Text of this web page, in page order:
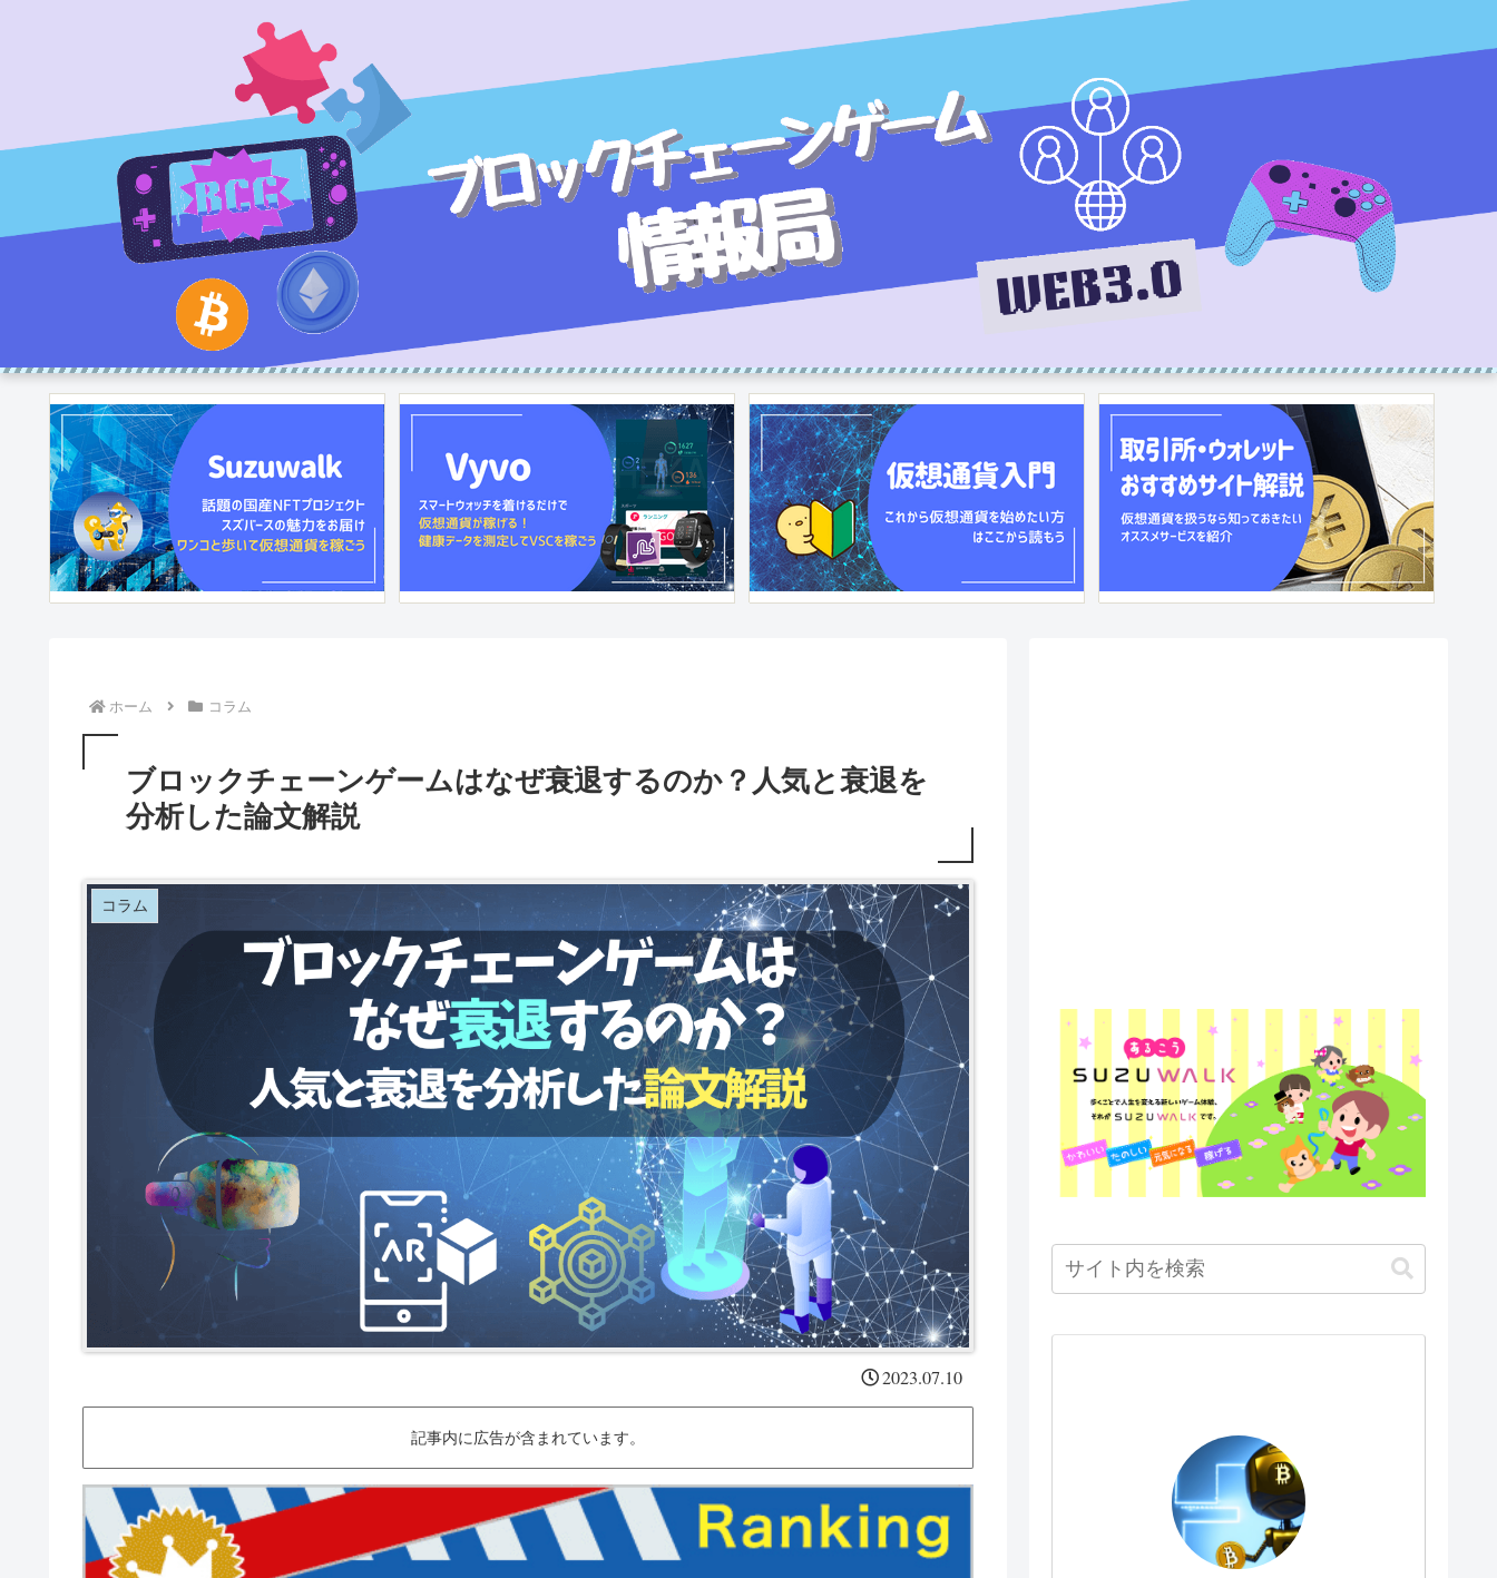
ホーム コラム
ブロックチェーンゲームはなぜ衰退するのか？人気と衰退を
分析した論文解説
コラム
2023.07.10
記事内に広告が含まれています。